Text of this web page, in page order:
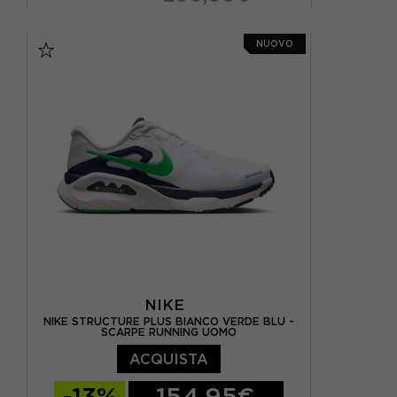
EUR 42,5 / US 9 EUR 43,5 / US 9,5
EUR 45 / US 11
EUR 46,5 / US 12
NUOVO
NIKE
NIKE STRUCTURE PLUS BIANCO VERDE BLU -
SCARPE RUNNING UOMO
ACQUISTA